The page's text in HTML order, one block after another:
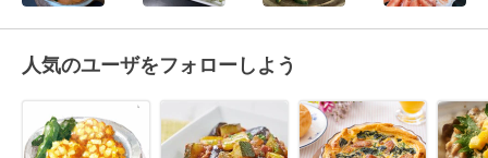
人気のユーザをフォローしよう